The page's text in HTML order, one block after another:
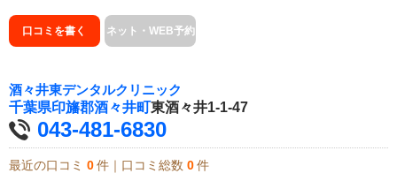
口コミを書く ネット・WEB予約
酒々井東デンタルクリニック
千葉県印旛郡酒々井町東酒々井1-1-47
043-481-6830
最近の口コミ 0 件｜口コミ総数 0 件